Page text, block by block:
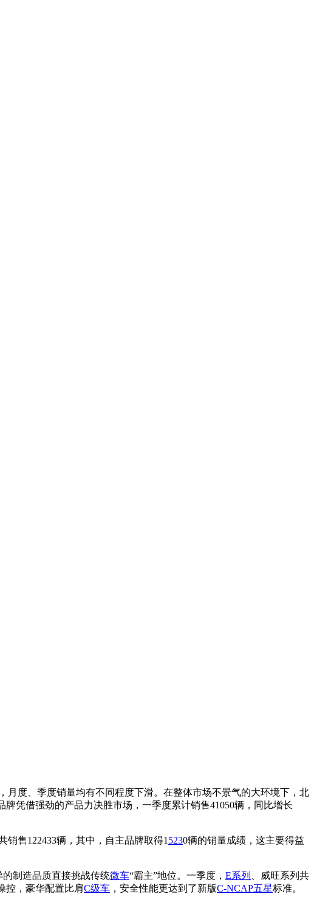
度、季度销量均有不同程度下滑。在整体市场不景气的大环境下，北
凭借强劲的产品力决胜市场，一季度累计销售41050辆，同比增长
售122433辆，其中，自主品牌取得1 5230辆的销量成绩，这主要得益
制造品质直接挑战传统微车“霸主”地位。一季度， E系列
、威旺系列共
控，豪华配置比肩C级车 ，安全性能更达到了新版C-NCAP五星标准。